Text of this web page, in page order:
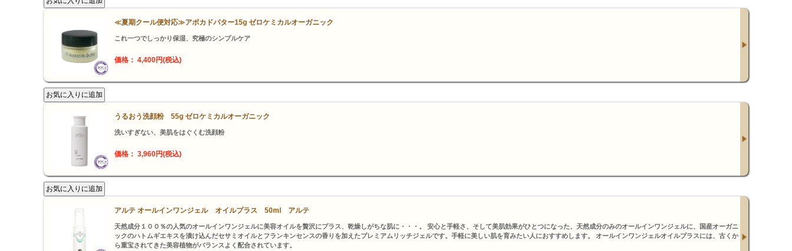
≪夏期クール便対応≫アボカドバター15g ゼロケミカルオーガニック
これ一つでしっかり保湿、究極のシンプルケア
価格： 4,400円(税込)
うるおう洗顔粉 55g ゼロケミカルオーガニック
洗いすぎない、美肌をはぐくむ洗顔粉
価格： 3,960円(税込)
アルテ オールインワンジェル オイルプラス 50ml アルテ
天然成分１００％の人気のオールインワンジェルに美容オイルを贅沢にプラス、乾燥しがちな肌に・・・。 安心と手軽さ、そして美肌効果がひとつになった、天然成分のみのオールインワンジェルに、国産オーガニ
ックのハトムギエキスを漬け込んだセサミオイルとフランキンセンスの香りを加えたプレミアムリッチジェルです。手軽に美しい肌を育みたい人におすすめします。 オールインワンジェルオイルプラスには、古くか
ら重宝されてきた美容植物がバランスよく配合されています。